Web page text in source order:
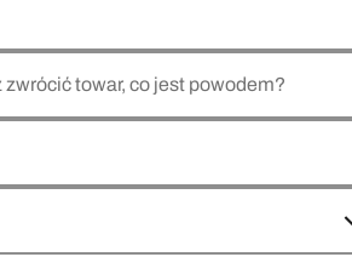
towar, co jest powodem?